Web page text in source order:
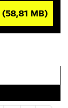
(58,81 MB)